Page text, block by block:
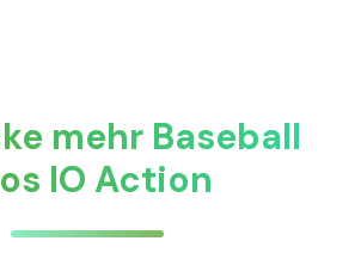
mehr Baseball
IO Action